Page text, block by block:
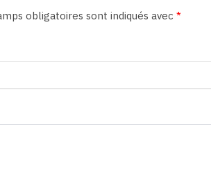
obligatoires sont indiqués avec *